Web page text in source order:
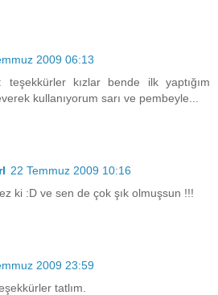
2009 06:13
kızlar bende ilk yaptığım
kullanıyorum sarı ve pembeyle...
22 Temmuz 2009 10:16
ki :D ve sen de çok şık olmuşsun !!!
2009 23:59
tatlım.